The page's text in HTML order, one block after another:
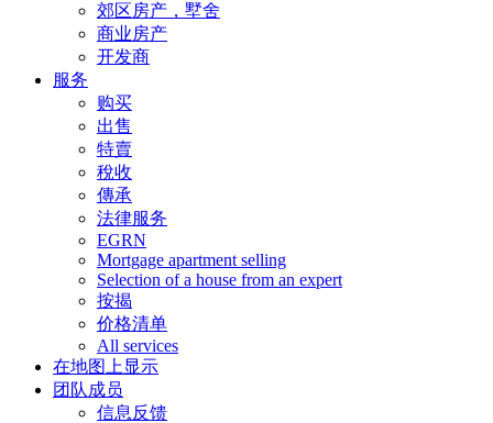
郊区房产，墅舍
商业房产
开发商
服务
购买
出售
特賣
稅收
傳承
法律服务
EGRN
Mortgage apartment selling
Selection of a house from an expert
按揭
价格清单
All services
在地图上显示
团队成员
信息反馈